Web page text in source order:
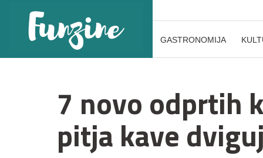
GASTRONOMIJA
7 novo odprtih
pitja kave